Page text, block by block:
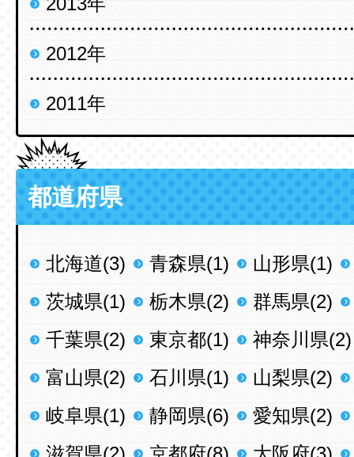
2012年
2011年
都道府県
北海道(3) 青森県(1)
山形県(1)
茨城県(1)
栃木県(2)
群馬県(2)
千葉県(2)
東京都(1)
神奈川県(2)
富山県(2)
石川県(1)
山梨県(2)
岐阜県(1)
静岡県(6)
愛知県(2)